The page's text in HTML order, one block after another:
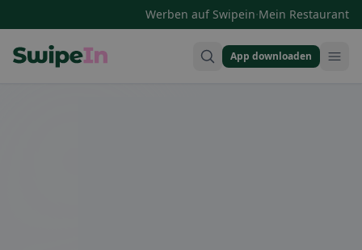
Werben auf Swipein·Mein Restaurant
App downloaden